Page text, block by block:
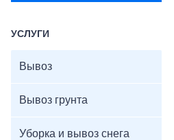
УСЛУГИ
Вывоз
Вывоз грунта
Уборка и вывоз снега